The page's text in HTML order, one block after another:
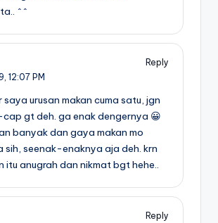
^^
Reply
12:07 PM
saya urusan makan cuma satu, jgn
gt deh. ga enak dengernya 😀
banyak dan gaya makan mo
sih, seenak-enaknya aja deh. krn
itu anugrah dan nikmat bgt hehe..
Reply